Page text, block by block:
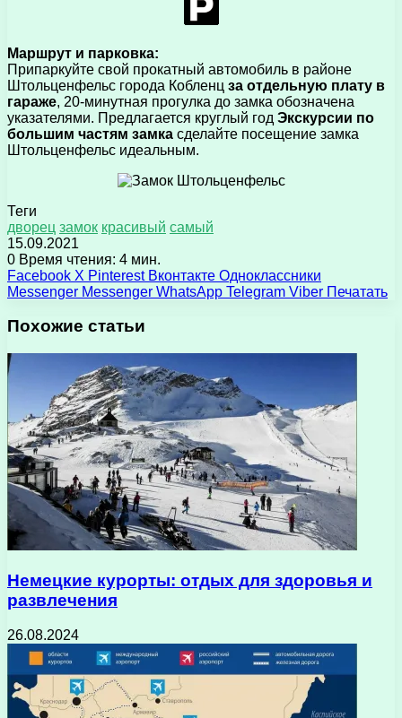
Маршрут и парковка:
Припаркуйте свой прокатный автомобиль в районе
Штольценфельс города Кобленц за отдельную плату в
гараже, 20-минутная прогулка до замка обозначена
указателями. Предлагается круглый год Экскурсии по
большим частям замка сделайте посещение замка
Штольценфельс идеальным.
Теги
дворец замок красивый самый
15.09.2021
0 Время чтения: 4 мин.
Facebook X Pinterest Вконтакте Одноклассники
Messenger Messenger WhatsApp Telegram Viber Печатать
Похожие статьи
Немецкие курорты: отдых для здоровья и
развлечения
26.08.2024